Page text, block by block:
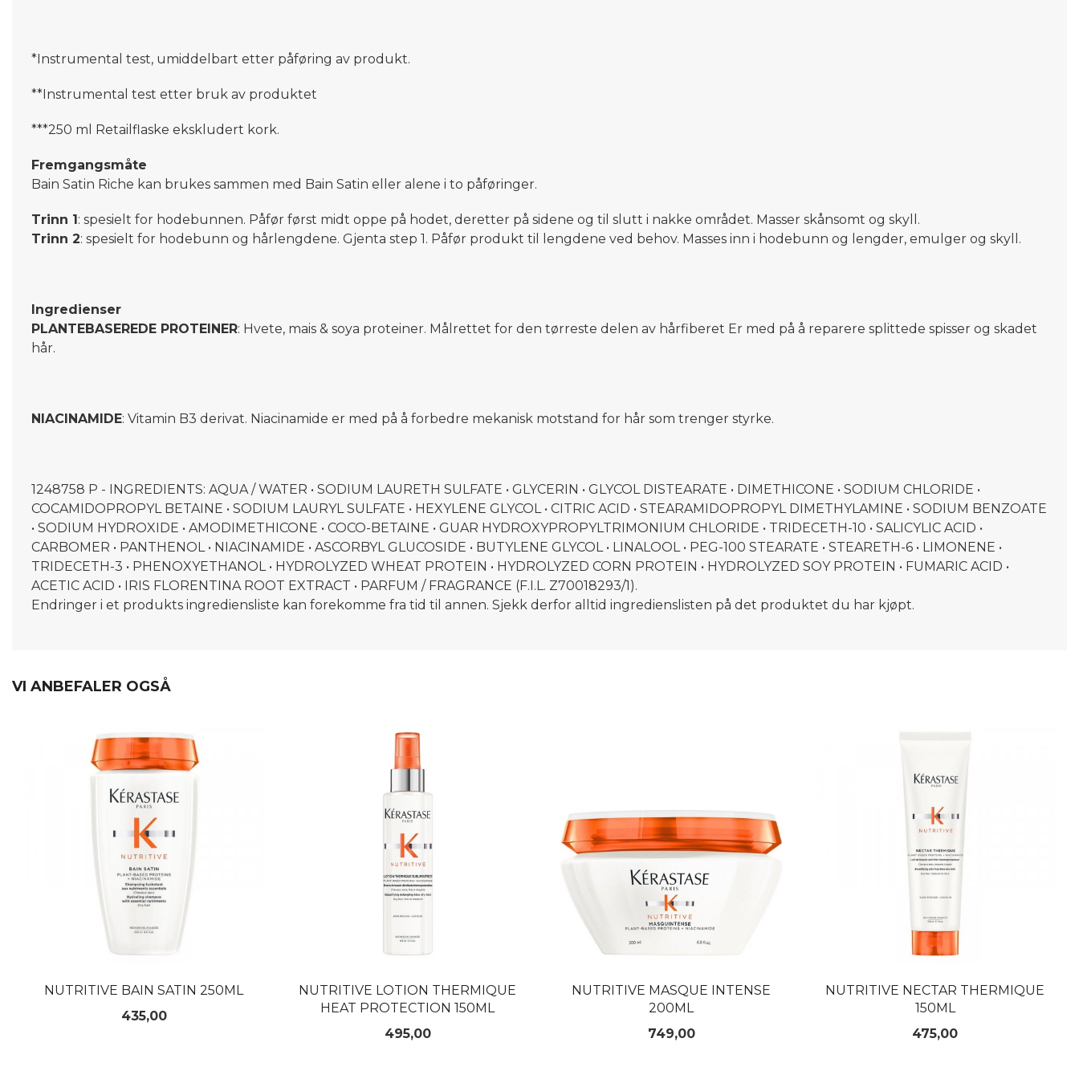
*Instrumental test, umiddelbart etter påføring av produkt.
**Instrumental test etter bruk av produktet
***250 ml Retailflaske ekskludert kork.
Fremgangsmåte
Bain Satin Riche kan brukes sammen med Bain Satin eller alene i to påføringer.
Trinn 1: spesielt for hodebunnen. Påfør først midt oppe på hodet, deretter på sidene og til slutt i nakke området. Masser skånsomt og skyll.
Trinn 2: spesielt for hodebunn og hårlengdene. Gjenta step 1. Påfør produkt til lengdene ved behov. Masses inn i hodebunn og lengder, emulger og skyll.
Ingredienser
PLANTEBASEREDE PROTEINER: Hvete, mais & soya proteiner. Målrettet for den tørreste delen av hårfiberet Er med på å reparere splittede spisser og skadet
hår.
NIACINAMIDE: Vitamin B3 derivat. Niacinamide er med på å forbedre mekanisk motstand for hår som trenger styrke.
1248758 P - INGREDIENTS: AQUA / WATER • SODIUM LAURETH SULFATE • GLYCERIN • GLYCOL DISTEARATE • DIMETHICONE • SODIUM CHLORIDE •
COCAMIDOPROPYL BETAINE • SODIUM LAURYL SULFATE • HEXYLENE GLYCOL • CITRIC ACID • STEARAMIDOPROPYL DIMETHYLAMINE • SODIUM BENZOATE
• SODIUM HYDROXIDE • AMODIMETHICONE • COCO-BETAINE • GUAR HYDROXYPROPYLTRIMONIUM CHLORIDE • TRIDECETH-10 • SALICYLIC ACID •
CARBOMER • PANTHENOL • NIACINAMIDE • ASCORBYL GLUCOSIDE • BUTYLENE GLYCOL • LINALOOL • PEG-100 STEARATE • STEARETH-6 • LIMONENE •
TRIDECETH-3 • PHENOXYETHANOL • HYDROLYZED WHEAT PROTEIN • HYDROLYZED CORN PROTEIN • HYDROLYZED SOY PROTEIN • FUMARIC ACID •
ACETIC ACID • IRIS FLORENTINA ROOT EXTRACT • PARFUM / FRAGRANCE (F.I.L. Z70018293/1).
Endringer i et produkts ingrediensliste kan forekomme fra tid til annen. Sjekk derfor alltid ingredienslisten på det produktet du har kjøpt.
VI ANBEFALER OGSÅ
NUTRITIVE BAIN SATIN 250ML
Pris
435,00
NUTRITIVE LOTION THERMIQUE
HEAT PROTECTION 150ML
Pris
495,00
NUTRITIVE MASQUE INTENSE
200ML
Pris
749,00
NUTRITIVE NECTAR THERMIQUE
150ML
Pris
475,00